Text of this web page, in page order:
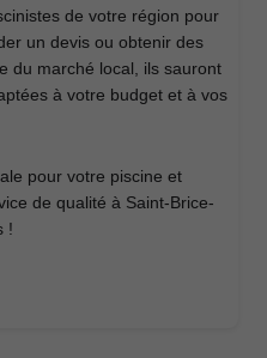
de votre région pour
un devis ou obtenir des
du marché local, ils sauront
à votre budget et à vos
pour votre piscine et
de qualité à Saint-Brice-
!